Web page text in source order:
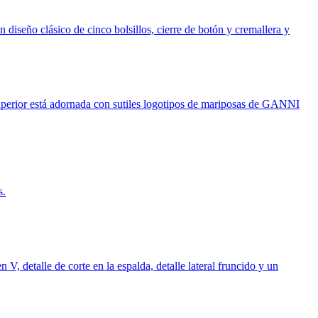
diseño clásico de cinco bolsillos, cierre de botón y cremallera y
está adornada con sutiles logotipos de mariposas de GANNI
V, detalle de corte en la espalda, detalle lateral fruncido y un